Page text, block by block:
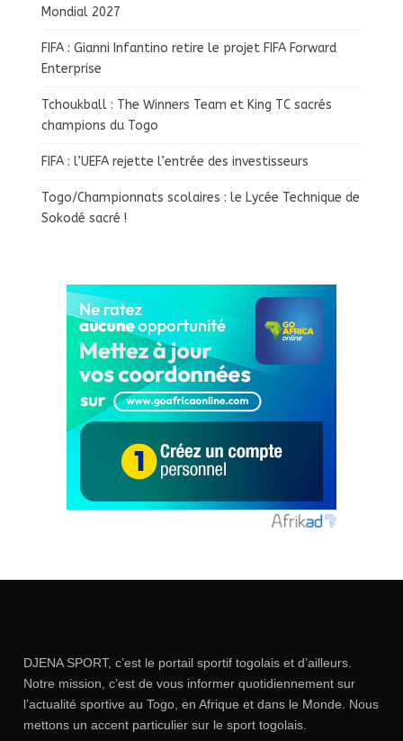
Mondial 2027
FIFA : Gianni Infantino retire le projet FIFA Forward
Enterprise
Tchoukball : The Winners Team et King TC sacrés
champions du Togo
FIFA : l’UEFA rejette l’entrée des investisseurs
Togo/Championnats scolaires : le Lycée Technique de
Sokodé sacré !
DJENA SPORT, c’est le portail sportif togolais et d’ailleurs.
Notre mission, c’est de vous informer quotidiennement sur
l’actualité sportive au Togo, en Afrique et dans le Monde. Nous
mettons un accent particulier sur le sport togolais.